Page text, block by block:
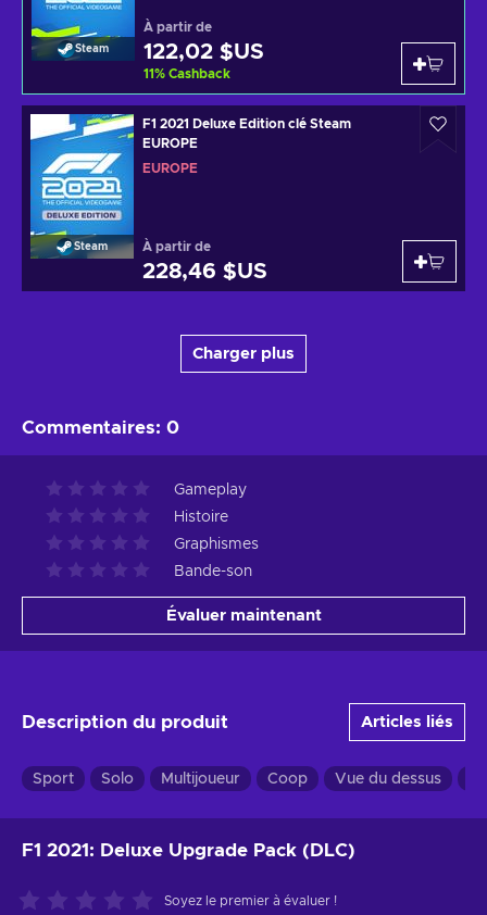
Steam
À partir de
122,02 $US
11% Cashback
Steam
F1 2021 Deluxe Edition clé Steam
EUROPE
EUROPE
À partir de
228,46 $US
Charger plus
Commentaires: 0
Gameplay
Histoire
Graphismes
Bande-son
Évaluer maintenant
Description du produit Articles liés
Sport Solo Multijoueur Coop Vue du dessus
F1 2021: Deluxe Upgrade Pack (DLC)
Soyez le premier à évaluer !